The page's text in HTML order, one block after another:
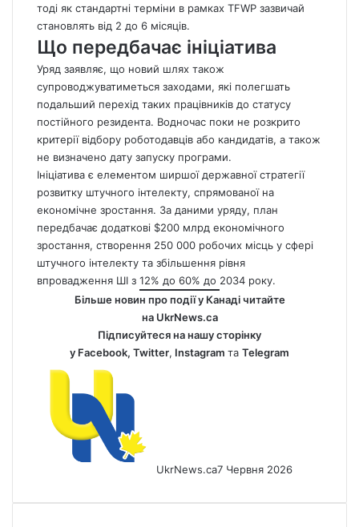
тоді як стандартні терміни в рамках TFWP зазвичай
становлять від 2 до 6 місяців.
Що передбачає ініціатива
Уряд заявляє, що новий шлях також
супроводжуватиметься заходами, які полегшать
подальший перехід таких працівників до статусу
постійного резидента. Водночас поки не розкрито
критерії відбору роботодавців або кандидатів, а також
не визначено дату запуску програми.
Ініціатива є елементом ширшої державної стратегії
розвитку штучного інтелекту, спрямованої на
економічне зростання. За даними уряду, план
передбачає додаткові $200 млрд економічного
зростання, створення 250 000 робочих місць у сфері
штучного інтелекту та збільшення рівня
впровадження ШІ з 12% до 60% до 2034 року.
Більше новин про події у Канаді читайте
на UkrNews.ca
Підписуйтеся на нашу сторінку
у Facebook, Twitter, Instagram та Telegram
UkrNews.ca7 Червня 2026